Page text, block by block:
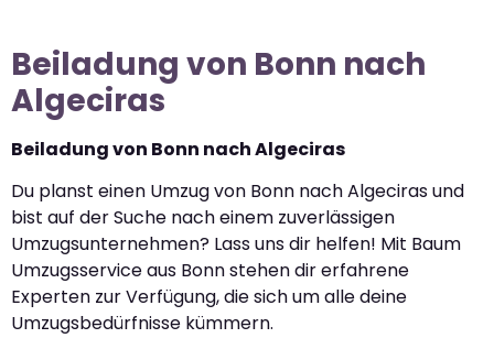
Beiladung von Bonn nach
Algeciras
Beiladung von Bonn nach Algeciras
Du planst einen Umzug von Bonn nach Algeciras und
bist auf der Suche nach einem zuverlässigen
Umzugsunternehmen? Lass uns dir helfen! Mit Baum
Umzugsservice aus Bonn stehen dir erfahrene
Experten zur Verfügung, die sich um alle deine
Umzugsbedürfnisse kümmern.